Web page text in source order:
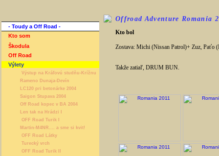
- Toudy a Off Road -
Kto som
Škodula
Off Road
Výlety
Výstup na Kráľovú studňu-Krížnu
Rameno Dunaja-Devín
LC120 pri betonárke 2004
Saigon Stupava 2004
Off Road kopec v BA 2004
Len tak na Hrádzi I
OFF Road Turik I
Martin-M4NR.... a sme si kvit!
OFF Road Látky
Turecký vrch
OFF Road Turik II
Offroad Adventure Romania
Kto bol
Zostava: Michi (Nissan Patrol)+ Zuz,
Takže zatiaľ, DRUM BUN.